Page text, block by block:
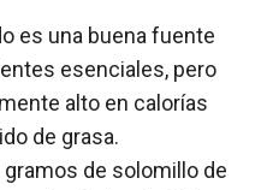
es una buena fuente
esenciales, pero
alto en calorías
de grasa.
gramos de solomillo de